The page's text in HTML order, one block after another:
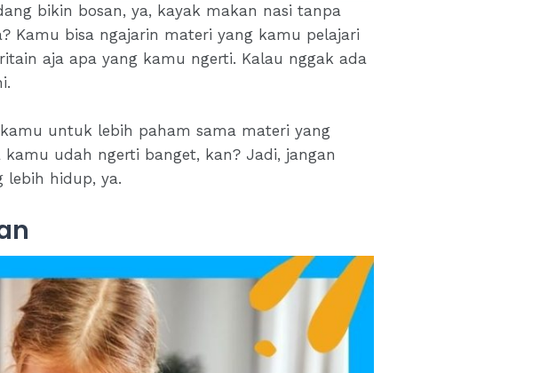
bikin bosan, ya, kayak makan nasi tanpa
Kamu bisa ngajarin materi yang kamu pelajari
aja apa yang kamu ngerti. Kalau nggak ada
untuk lebih paham sama materi yang
udah ngerti banget, kan? Jadi, jangan
lebih hidup, ya.